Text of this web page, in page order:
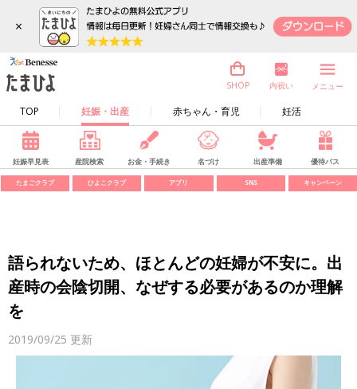
×
TOP 妊娠・出産 赤ちゃん・育児 妊活
SHOP 内祝い メニュー
妊娠早見表 産院検索 お金・手続き 名づけ 出産準備 優待パス
たまごクラブ ひよこクラブ アプリ SNS キャンペーン
語られないため、ほとんどの妊婦が不安に。出
産時の会陰切開、なぜする必要があるのか理解
を
2019/09/25 更新